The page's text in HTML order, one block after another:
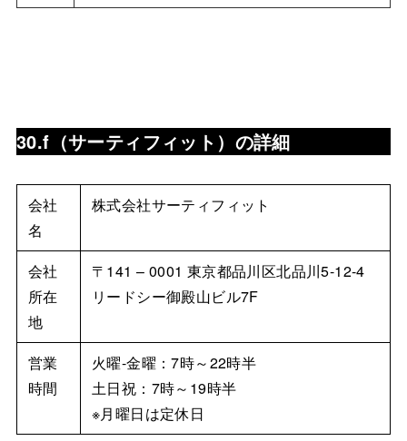
30.f（サーティフィット）の詳細
会社
名
株式会社サーティフィット
会社
所在
地
〒141 – 0001 東京都品川区北品川5-12-4
リードシー御殿山ビル7F
営業
時間
火曜-金曜：7時～22時半
土日祝：7時～19時半
※月曜日は定休日